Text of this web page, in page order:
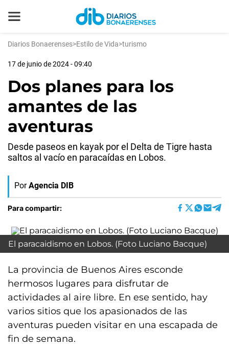
Diarios Bonaerenses>Estilo de Vida>turismo
17 de junio de 2024 - 09:40
Dos planes para los
amantes de las
aventuras
Desde paseos en kayak por el Delta de Tigre hasta
saltos al vacío en paracaídas en Lobos.
Por Agencia DIB
Para compartir:
El paracaidismo en Lobos. (Foto Luciano Bacque)
La provincia de Buenos Aires esconde
hermosos lugares para disfrutar de
actividades al aire libre. En ese sentido, hay
varios sitios que los apasionados de las
aventuras pueden visitar en una escapada de
fin de semana.